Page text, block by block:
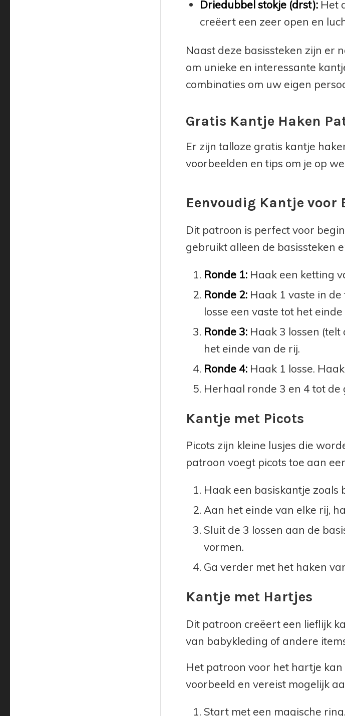
Driedubbel stokje (drst): Het
creëert een zeer open en
Naast deze basissteken zijn er
om unieke en interessante
combinaties om uw eigen
Gratis Kantje Haken
Er zijn talloze gratis kantje
voorbeelden en tips om je op
Eenvoudig Kantje voor
Dit patroon is perfect voor
gebruikt alleen de basissteken
Ronde 1: Haak een ketting
Ronde 2: Haak 1 vaste in
losse een vaste tot het
Ronde 3: Haak 3 lossen
het einde van de rij.
Ronde 4: Haak 1 losse.
Herhaal ronde 3 en 4 tot
Kantje met Picots
Picots zijn kleine lusjes die
patroon voegt picots toe aan
Haak een basiskantje zoals
Aan het einde van elke rij,
Sluit de 3 lossen aan de
vormen.
Ga verder met het haken
Kantje met Hartjes
Dit patroon creëert een lieflijk
van babykleding of andere
Het patroon voor het hartje kan
voorbeeld en vereist mogelijk
Start met een magische ring.